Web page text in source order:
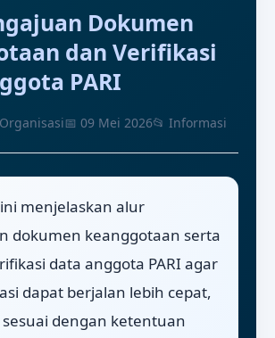
Dokumen
dan Verifikasi
PARI
📅 09 Mei 2026📂 Informasi
menjelaskan alur
dokumen keanggotaan serta
data anggota PARI agar
dapat berjalan lebih cepat,
sesuai dengan ketentuan